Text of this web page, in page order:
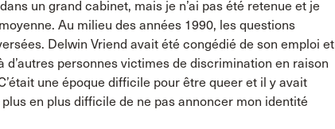
un grand cabinet, mais je n’ai pas été retenue et je
Au milieu des années 1990, les questions
Delwin Vriend avait été congédié de son emploi et
d’autres personnes victimes de discrimination en raison
une époque difficile pour être queer et il y avait
en plus difficile de ne pas annoncer mon identité